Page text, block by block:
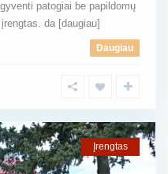
patogiai be papildomų
da [daugiau]
Daugiau
Įrengtas